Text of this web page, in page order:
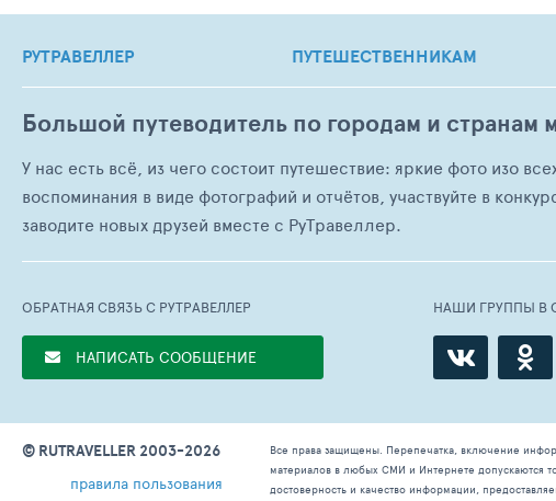
РУТРАВЕЛЛЕР ПУТЕШЕСТВЕННИКАМ
Большой путеводитель по городам и странам
У нас есть всё, из чего состоит путешествие: яркие фото изо
воспоминания в виде фотографий и отчётов, участвуйте в
заводите новых друзей вместе с РуТравеллер.
ОБРАТНАЯ СВЯЗЬ С РУТРАВЕЛЛЕР
НАПИСАТЬ СООБЩЕНИЕ
НАШИ ГРУППЫ В
© RUTRAVELLER 2003-2026
правила пользования
Все права защищены. Перепечатка, включение
материалов в любых СМИ и Интернете допускаются
достоверность и качество информации,